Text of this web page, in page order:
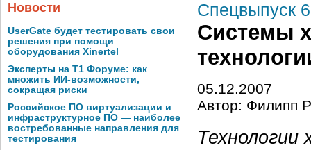
Новости
UserGate будет тестировать свои
решения при помощи
оборудования Xinertel
Эксперты на Т1 Форуме: как
множить ИИ-возможности,
сокращая риски
Российское ПО виртуализации и
инфраструктурное ПО — наиболее
востребованные направления для
тестирования
Спецвыпуск
Системы
05.12.2007
Автор: Филипп